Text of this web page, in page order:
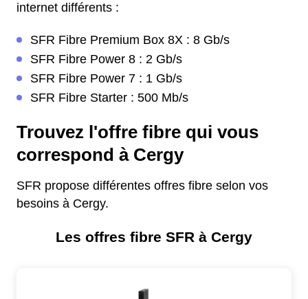
internet différents :
SFR Fibre Premium Box 8X : 8 Gb/s
SFR Fibre Power 8 : 2 Gb/s
SFR Fibre Power 7 : 1 Gb/s
SFR Fibre Starter : 500 Mb/s
Trouvez l'offre fibre qui vous
correspond à Cergy
SFR propose différentes offres fibre selon vos
besoins à Cergy.